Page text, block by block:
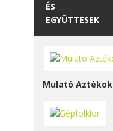
ÉS
EGYÜTTESEK
Mulató Aztékok